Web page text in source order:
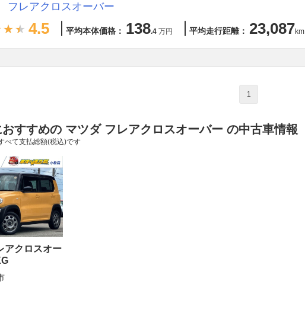
フレアクロスオーバー
4.5 平均本体価格： 138.4 万円 平均走行距離： 23,087km
1
すすめの マツダ フレアクロスオーバー の中古車情報
べて支払総額(税込)です
アクロスオー